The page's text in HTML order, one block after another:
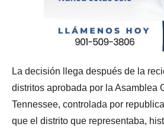
La decisión llega después de la
distritos aprobada por la Asamblea
Tennessee, controlada por
que el distrito que representaba,